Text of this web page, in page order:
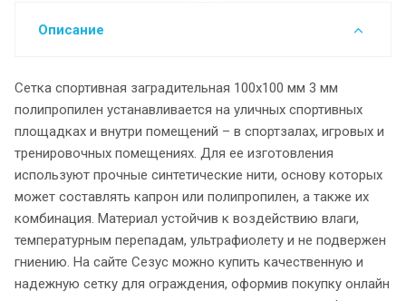
Описание
Сетка спортивная заградительная 100х100 мм 3 мм
полипропилен устанавливается на уличных спортивных
площадках и внутри помещений – в спортзалах, игровых и
тренировочных помещениях. Для ее изготовления
используют прочные синтетические нити, основу которых
может составлять капрон или полипропилен, а также их
комбинация. Материал устойчив к воздействию влаги,
температурным перепадам, ультрафиолету и не подвержен
гниению. На сайте Сезус можно купить качественную и
надежную сетку для ограждения, оформив покупку онлайн